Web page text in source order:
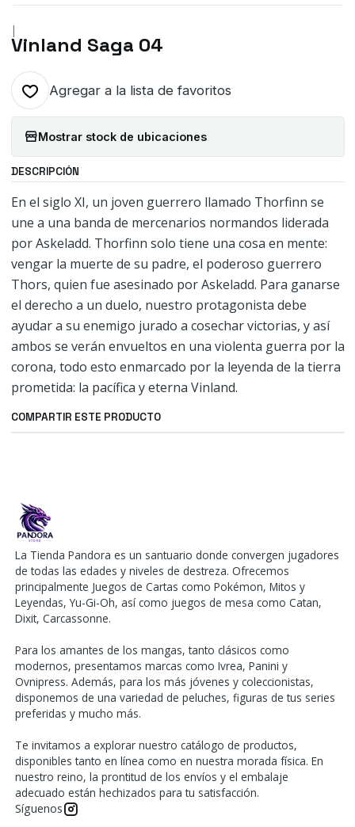
|
Vinland Saga 04
Agregar a la lista de favoritos
Mostrar stock de ubicaciones
DESCRIPCIÓN
En el siglo XI, un joven guerrero llamado Thorfinn se
une a una banda de mercenarios normandos liderada
por Askeladd. Thorfinn solo tiene una cosa en mente:
vengar la muerte de su padre, el poderoso guerrero
Thors, quien fue asesinado por Askeladd. Para ganarse
el derecho a un duelo, nuestro protagonista debe
ayudar a su enemigo jurado a cosechar victorias, y así
ambos se verán envueltos en una violenta guerra por la
corona, todo esto enmarcado por la leyenda de la tierra
prometida: la pacífica y eterna Vinland.
COMPARTIR ESTE PRODUCTO
La Tienda Pandora es un santuario donde convergen jugadores
de todas las edades y niveles de destreza. Ofrecemos
principalmente Juegos de Cartas como Pokémon, Mitos y
Leyendas, Yu-Gi-Oh, así como juegos de mesa como Catan,
Dixit, Carcassonne.
Para los amantes de los mangas, tanto clásicos como
modernos, presentamos marcas como Ivrea, Panini y
Ovnipress. Además, para los más jóvenes y coleccionistas,
disponemos de una variedad de peluches, figuras de tus series
preferidas y mucho más.
Te invitamos a explorar nuestro catálogo de productos,
disponibles tanto en línea como en nuestra morada física. En
nuestro reino, la prontitud de los envíos y el embalaje
adecuado están hechizados para tu satisfacción.
Síguenos